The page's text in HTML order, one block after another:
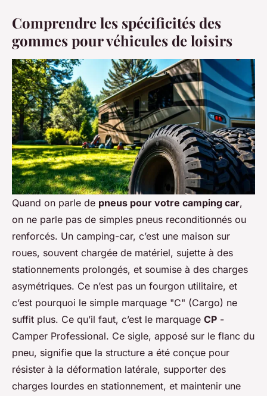
Comprendre les spécificités des
gommes pour véhicules de loisirs
Quand on parle de pneus pour votre camping car,
on ne parle pas de simples pneus reconditionnés ou
renforcés. Un camping-car, c’est une maison sur
roues, souvent chargée de matériel, sujette à des
stationnements prolongés, et soumise à des charges
asymétriques. Ce n’est pas un fourgon utilitaire, et
c’est pourquoi le simple marquage "C" (Cargo) ne
suffit plus. Ce qu’il faut, c’est le marquage CP -
Camper Professional. Ce sigle, apposé sur le flanc du
pneu, signifie que la structure a été conçue pour
résister à la déformation latérale, supporter des
charges lourdes en stationnement, et maintenir une